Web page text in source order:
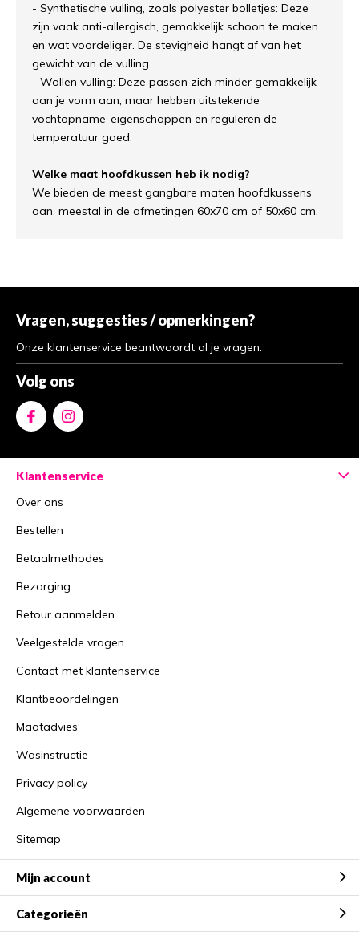
- Synthetische vulling, zoals polyester bolletjes: Deze
zijn vaak anti-allergisch, gemakkelijk schoon te maken
en wat voordeliger. De stevigheid hangt af van het
gewicht van de vulling.
- Wollen vulling: Deze passen zich minder gemakkelijk
aan je vorm aan, maar hebben uitstekende
vochtopname-eigenschappen en reguleren de
temperatuur goed.
Welke maat hoofdkussen heb ik nodig?
We bieden de meest gangbare maten hoofdkussens
aan, meestal in de afmetingen 60x70 cm of 50x60 cm.
Vragen, suggesties / opmerkingen?
Onze klantenservice beantwoordt al je vragen.
Volg ons
Klantenservice
Over ons
Bestellen
Betaalmethodes
Bezorging
Retour aanmelden
Veelgestelde vragen
Contact met klantenservice
Klantbeoordelingen
Maatadvies
Wasinstructie
Privacy policy
Algemene voorwaarden
Sitemap
Mijn account
Categorieën